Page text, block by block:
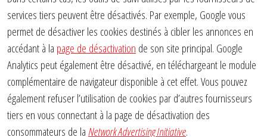
services tiers peuvent être désactivés. Par exemple, Google vous
permet de désactiver les cookies destinés à cibler les annonces en
accédant à la page de désactivation de son site principal. Google
Analytics peut également être désactivé, en téléchargeant le module
complémentaire de navigateur disponible à cet effet. Vous pouvez
également refuser l’utilisation de cookies par d’autres fournisseurs
tiers en vous connectant à la page de désactivation des
consommateurs de laNetwork Advertising Initiative.